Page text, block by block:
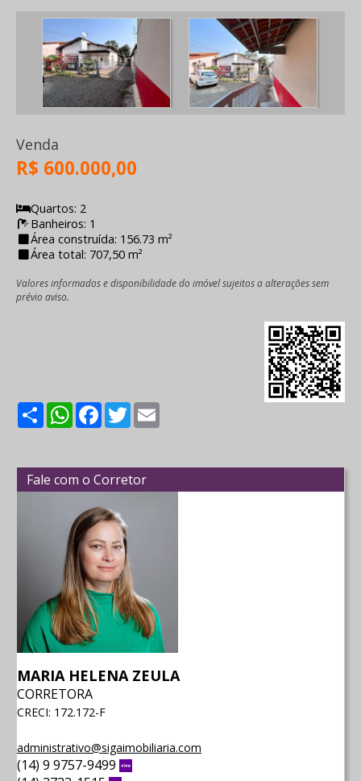
Venda
R$ 600.000,00
Quartos: 2
Banheiros: 1
Área construída: 156.73 m²
Área total: 707,50 m²
Valores informados e disponibilidade do imóvel sujeitos a alterações sem
prévio aviso.
ShareWhatsApp
Facebook
Twitter
Fale com o Corretor
MARIA HELENA ZEULA
CORRETORA
CRECI: 172.172-F
administrativo@sigaimobiliaria.com
(14) 9 9757-9499